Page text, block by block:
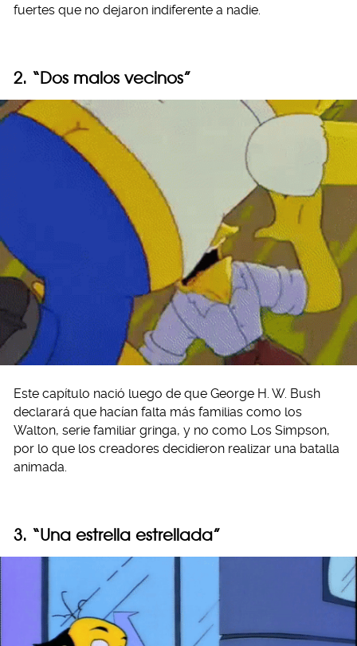
fuertes que no dejaron indiferente a nadie.
2. “Dos malos vecinos”
Este capítulo nació luego de que George H. W. Bush
declarará que hacían falta más familias como los
Walton, serie familiar gringa, y no como Los Simpson,
por lo que los creadores decidieron realizar una batalla
animada.
3. “Una estrella estrellada”